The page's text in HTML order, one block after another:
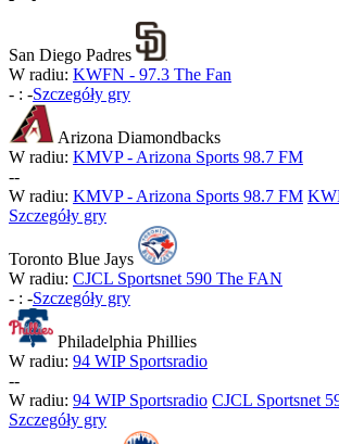
San Diego Padres
W radiu: KWFN - 97.3 The Fan
- : -Szczegóły gry
Arizona Diamondbacks
W radiu: KMVP - Arizona Sports 98.7 FM
--
W radiu: KMVP - Arizona Sports 98.7 FM
Szczegóły gry
Toronto Blue Jays
W radiu: CJCL Sportsnet 590 The FAN
- : -Szczegóły gry
Philadelphia Phillies
W radiu: 94 WIP Sportsradio
--
W radiu: 94 WIP Sportsradio CJCL Sportsnet
Szczegóły gry